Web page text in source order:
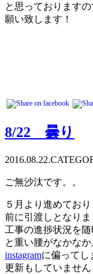
と思っております
願い致します！
8/22 曇り
2016.08.22.
ご無沙汰です。。
５月より進めてお
前に引渡しとなりま
工事の進捗状況を
と重い腰がなかな
instagramに偏ってし
更新もしていません